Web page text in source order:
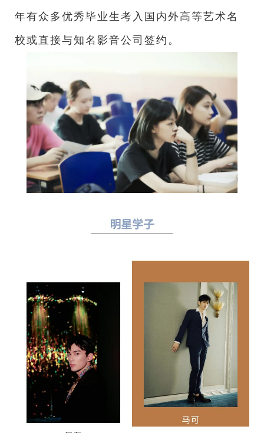
年有众多优秀毕业生考入国内外高等艺术名
校或直接与知名影音公司签约。